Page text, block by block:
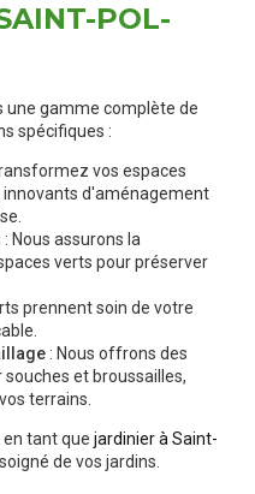
POL-
une gamme complète de
spécifiques :
vos espaces
d'aménagement
: Nous assurons la
verts pour préserver
prennent soin de votre
: Nous offrons des
et broussailles,
terrains.
tant que jardinier à Saint-
de vos jardins.